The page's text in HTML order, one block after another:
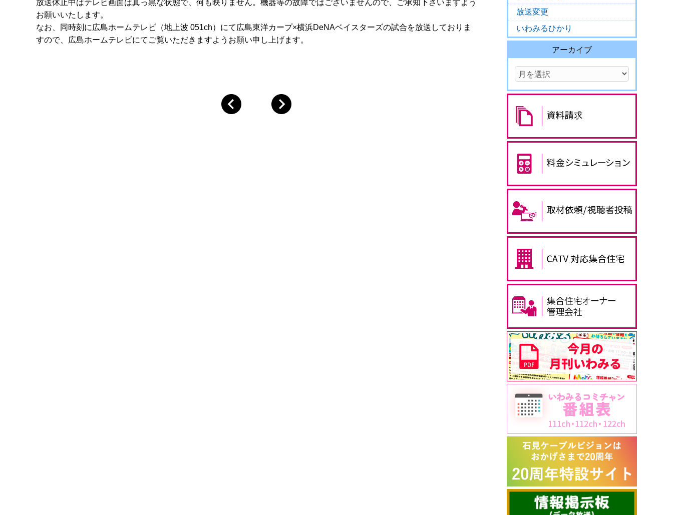
放送休止中はテレビ画面は真っ黒な状態で、何も映りません。機器等の故障ではございませんので、ご承知下さいますよう
お願いいたします。
なお、同時刻に広島ホームテレビ（地上波 051ch）にて広島東洋カープ×横浜DeNAベイスターズの試合を放送しておりま
すので、広島ホームテレビにてご覧いただきますようお願い申し上げます。
放送変更
いわみるひかり
アーカイブ